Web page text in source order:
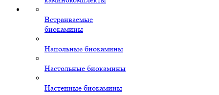
Встраиваемые
биокамины
Напольные биокамины
Настольные биокамины
Настенные биокамины